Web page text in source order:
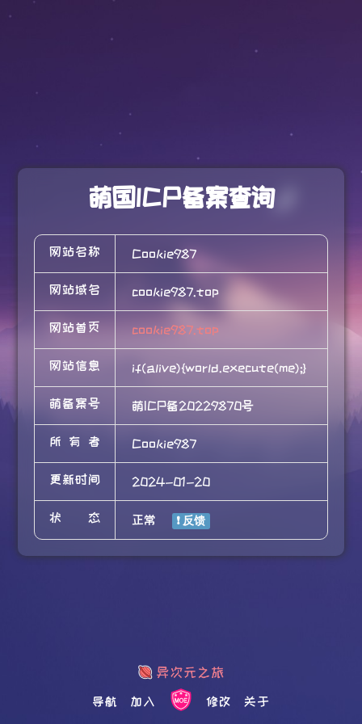
萌国ICP备案查询
网站名称 Cookie987
网站域名 cookie987.top
网站首页 cookie987.top
网站信息 if(alive){world.execute(me);}
萌备案号 萌ICP备20229870号
所有者 Cookie987
更新时间 2024-01-20
状态 正常
导航 加入 修改 关于